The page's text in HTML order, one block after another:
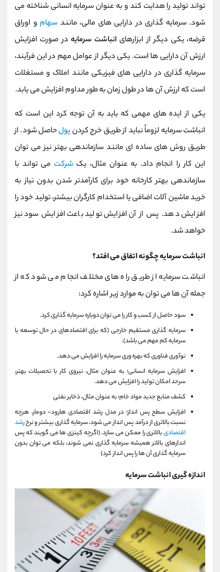
تواند تولید را هدایت کند و به عنوان سرمایه انسانی شناخته می
شود. سرمایه گذاری در دارایی های مالی، مانند سهام و اوراق
قرضه، یکی دیگر از ابزارهای انباشت سرمایهدر صورت افزایش
ارزش آن دارایی ها است. یکی دیگر از عوامل مهم در این فرآیند،
سرمایه گذاری در دارایی های فیزیکی مانند املاک و مستغلات
است که ارزش آن ها در طول زمان به طور مداوم افزایش می یابد.
یکی از ایده های مهمی که باید به آن توجه کرد این است که
انباشت سرمایه لزوماً نباید از طریق خرج کردنپولحاصل شود. از
طریق روش های ساده ای مانند سازماندهی بهتر نیز می توان
این کار را انجام داد. به عنوان مثال، یکشرکت می تواند با
سازماندهی بهتر کارخانه خود برای کارآمدتر شدن بدون نیاز به
خرید ماشین آلات اضافی یا استخدام کارگران بیشتر، تولید خود را
افزایش دهد. پس از آن افزایش تولید باعث افزایش سود نیز
خواهد شد.
انباشت سرمایه چگونه اتفاق می افتد؟
انباشت سرمایه از طریق راه های مختلف انجام می شود که از
جمله آن ها می توان به موارد زیر اشاره کرد:
سود حاصل از کسب و کار را می توان دوباره سرمایه گذاری کرد.
سرمایه گذاری مستقیم خارجی (که برای اقتصادهای در حال توسعه با
سرمایه کم مهم می باشد).
نوآوری فناوری که بهره وری سرمایه را افزایش می دهد.
افزایش سرمایه انسانی؛ به عنوان مثال، نیروی کار با تحصیلات بهتر،
سرحد امکان تولید را افزایش می دهد.
کشف منابع جدید مواد خام؛ به عنوان مثال، ذخایر نفتی
افزایش سطح پس انداز؛ در مدل رشد اقتصادی هارود- دومار، هرچه
نسبت بالاتری از درآمد پس انداز می شود، سرمایه گذاری بیشتر و نرخرشد
اقتصادیبالاتری را ممکن می سازد. (اگرچه کینزی ها می گویند که پس
اندازهای بالاتر همیشه سرمایه گذاری نمی شوند، بلکه می توان بدون
سرمایه گذاری آن ها را پس انداز کرد)
اندازه گیری انباشت سرمایه